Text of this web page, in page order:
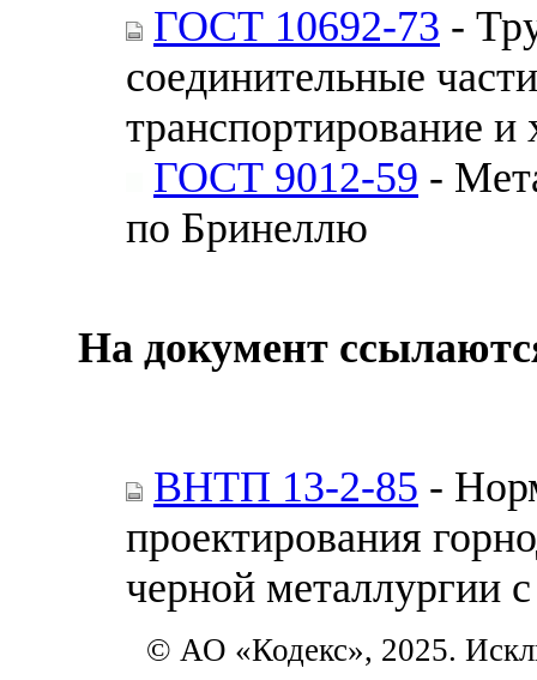
ГОСТ 10692-73 -
соединительные
транспортирование и
ГОСТ 9012-59 -
по Бринеллю
На документ
ВНТП 13-2-85 -
проектирования
черной металлургии
© АО «Кодекс», 2025.